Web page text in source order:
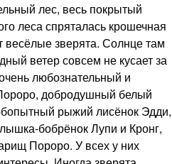
лес, весь покрытый
леса спряталась крошечная
весёлые зверята. Солнце там
ветер совсем не кусает за
любознательный и
добродушный белый
рыжий лисёнок Эдди,
бобрёнок Лупи и Кронг,
Пороро. У всех у них